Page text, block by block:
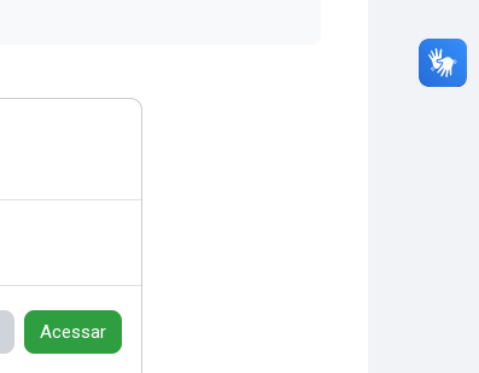
Acessar